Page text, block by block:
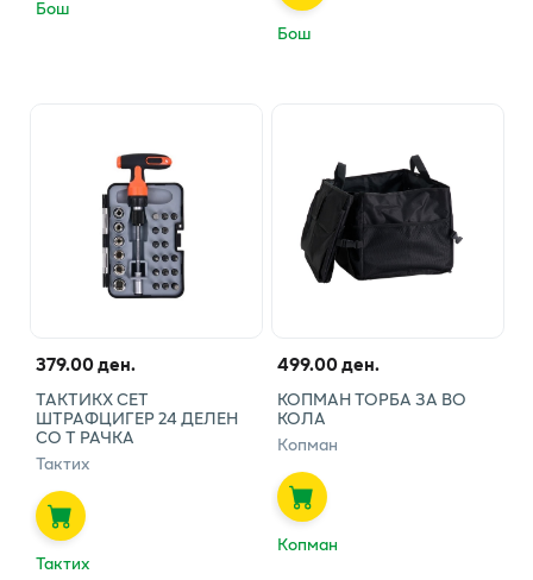
Бош
Бош
379.00 ден.
ТАКТИКХ СЕТ
ШТРАФЦИГЕР 24 ДЕЛЕН
СО Т РАЧКА
Тактих
Тактих
499.00 ден.
КОПМАН ТОРБА ЗА ВО
КОЛА
Копман
Копман